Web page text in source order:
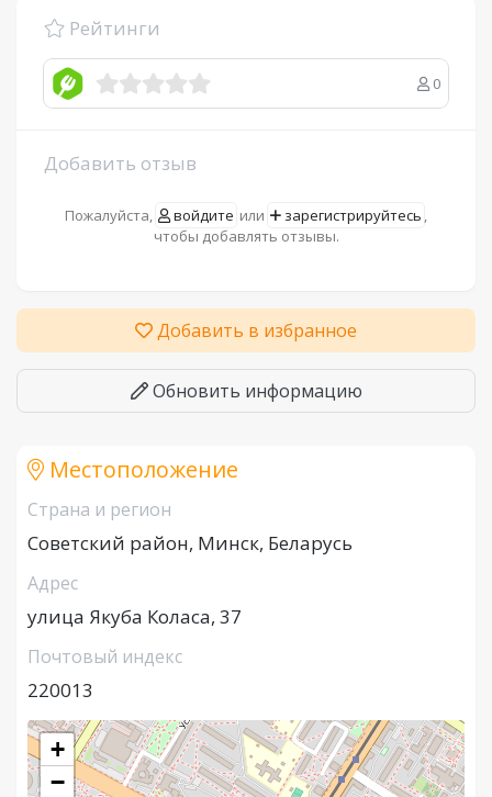
Рейтинги
0
Добавить отзыв
Пожалуйста, войдите или зарегистрируйтесь ,
чтобы добавлять отзывы.
Добавить в избранное
Обновить информацию
Местоположение
Страна и регион
Советский район, Минск, Беларусь
Адрес
улица Якуба Коласа, 37
Почтовый индекс
220013
+
−